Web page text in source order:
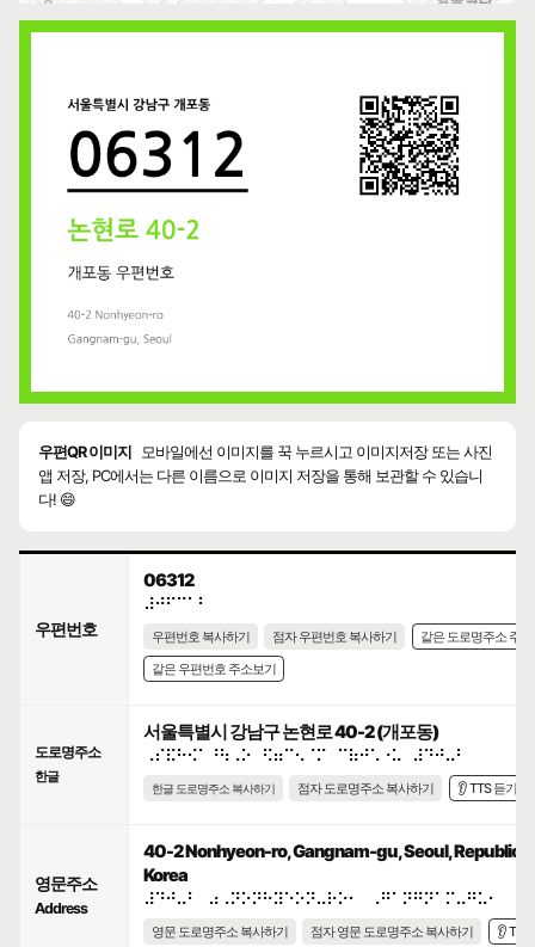
우편QR 이미지
모바일에선 이미지를 꾹 누르시고 이미지저장 또는 사진
앱 저장, PC에서는 다른 이름으로 이미지 저장을 통해 보관할 수 있습니
다! 😄
우편번호
06312
⠼⠚⠋⠉⠁⠃
우편번호 복사하기 점자 우편번호 복사하기
같은 도로명주소 주
같은 우편번호 주소보기
도로명주소
한글
서울특별시 강남구 논현로 40-2 (개포동)
⠠⠎⠯⠓⠪⠁⠘⠳⠠⠕⠀⠫⠶⠉⠢⠈⠍⠀⠉⠷⠚⠡⠐⠥⠀⠼⠙⠚⠤⠃
한글 도로명주소 복사하기 점자 도로명주소 복사하기 👂 TTS 듣기
영문주소
Address
40-2 Nonhyeon-ro, Gangnam-gu, Seoul, Republic
Korea
영문 도로명주소 복사하기 점자 영문 도로명주소 복사하기 👂 TTS